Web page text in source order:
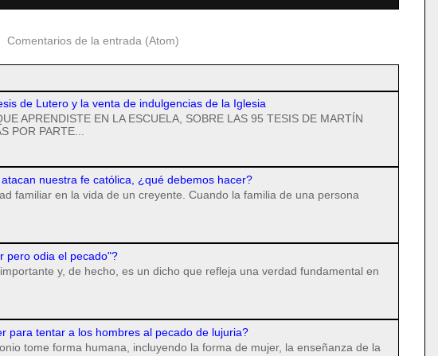
Comentarios de la entrada (Atom)
de Lutero y la venta de indulgencias de la Iglesia
APRENDISTE EN LA ESCUELA, SOBRE LAS 95 TESIS DE MARTÍN
POR PARTE...
nuestra fe católica, ¿qué debemos hacer?
familiar en la vida de un creyente. Cuando la familia de una persona
pero odia el pecado"?
y, de hecho, es un dicho que refleja una verdad fundamental en
para tentar a los hombres al pecado de lujuria?
tome forma humana, incluyendo la forma de mujer, la enseñanza de la